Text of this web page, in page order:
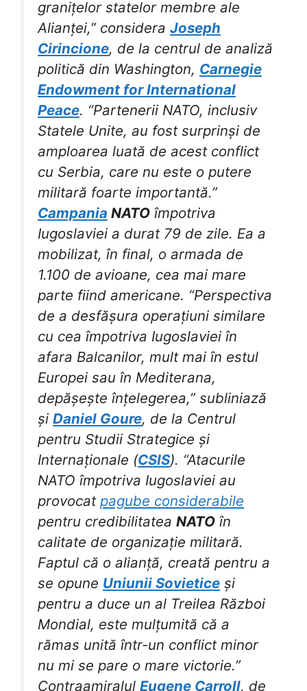
granițelor statelor membre ale
Alianței,” considera Joseph
Cirincione, de la centrul de analiză
politică din Washington, Carnegie
Endowment for International
Peace. “Partenerii NATO, inclusiv
Statele Unite, au fost surprinși de
amploarea luată de acest conflict
cu Serbia, care nu este o putere
militară foarte importantă.”
Campania NATO împotriva
Iugoslaviei a durat 79 de zile. Ea a
mobilizat, în final, o armada de
1.100 de avioane, cea mai mare
parte fiind americane. “Perspectiva
de a desfășura operațiuni similare
cu cea împotriva Iugoslaviei în
afara Balcanilor, mult mai în estul
Europei sau în Mediterana,
depășește înțelegerea,” subliniază
și Daniel Goure, de la Centrul
pentru Studii Strategice și
Internaționale (CSIS). “Atacurile
NATO împotriva Iugoslaviei au
provocat pagube considerabile
pentru credibilitatea NATO în
calitate de organizație militară.
Faptul că o alianță, creată pentru a
se opune Uniunii Sovietice și
pentru a duce un al Treilea Război
Mondial, este mulțumită că a
rămas unită într-un conflict minor
nu mi se pare o mare victorie.”
Contraamiralul Eugene Carroll, de